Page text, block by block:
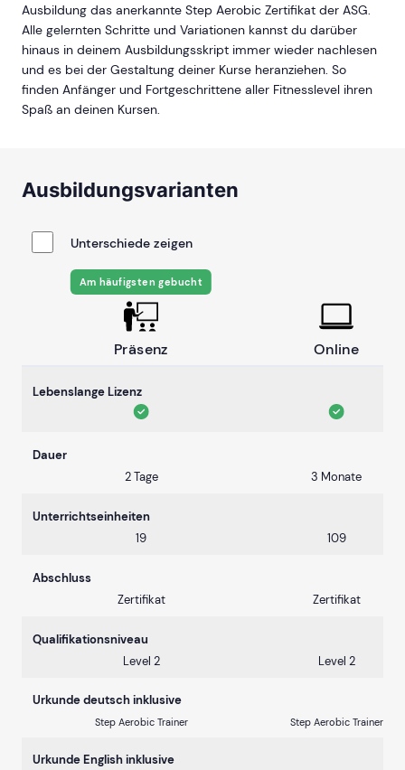
Ausbildung das anerkannte Step Aerobic Zertifikat der ASG.
Alle gelernten Schritte und Variationen kannst du darüber
hinaus in deinem Ausbildungsskript immer wieder nachlesen
und es bei der Gestaltung deiner Kurse heranziehen. So
finden Anfänger und Fortgeschrittene aller Fitnesslevel ihren
Spaß an deinen Kursen.
Ausbildungsvarianten
Unterschiede zeigen
Präsenz
Am häufigsten gebucht
Online
Lebenslange Lizenz
Dauer
2 Tage
3 Monate
Unterrichtseinheiten
19
109
Abschluss
Zertifikat
Zertifikat
Qualifikationsniveau
Level 2
Level 2
Urkunde deutsch inklusive
Step Aerobic Trainer Step Aerobic Trainer
Urkunde English inklusive